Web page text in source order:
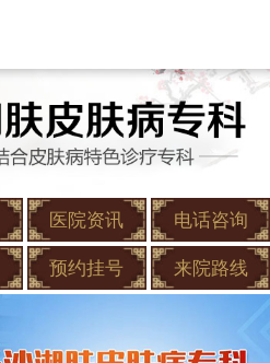
医院资讯 电话咨询
预约挂号 来院路线